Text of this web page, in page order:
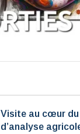
Visite au cœur
d’analyse